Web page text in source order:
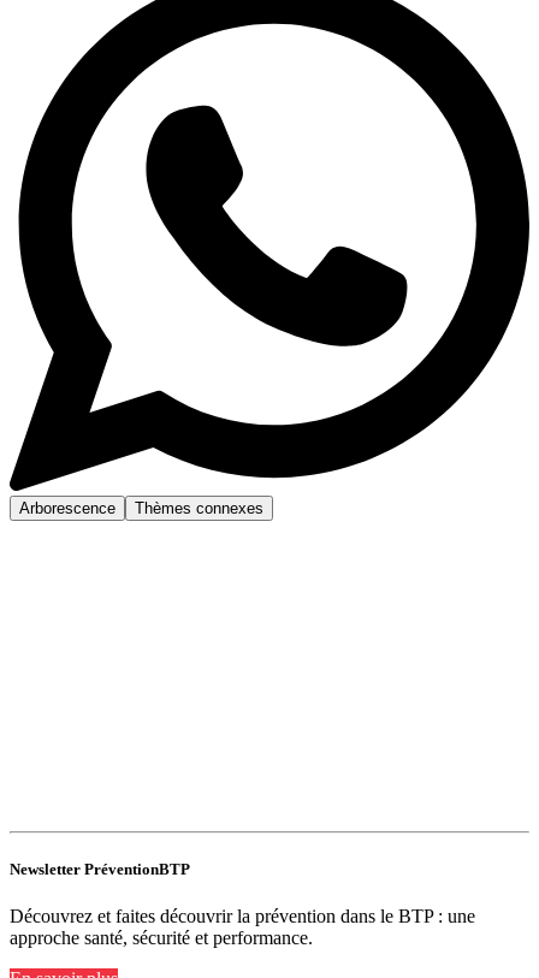
Arborescence Thèmes connexes
Newsletter PréventionBTP
Découvrez et faites découvrir la prévention dans le BTP : une
approche santé, sécurité et performance.